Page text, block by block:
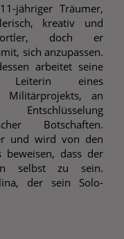
jähriger Träumer,
kreativ und
doch er
sich anzupassen.
arbeitet seine
Leiterin eines
Militärprojekts, an
Botschaften.
und wird von den
dass der
selbst zu sein.
der sein Solo-